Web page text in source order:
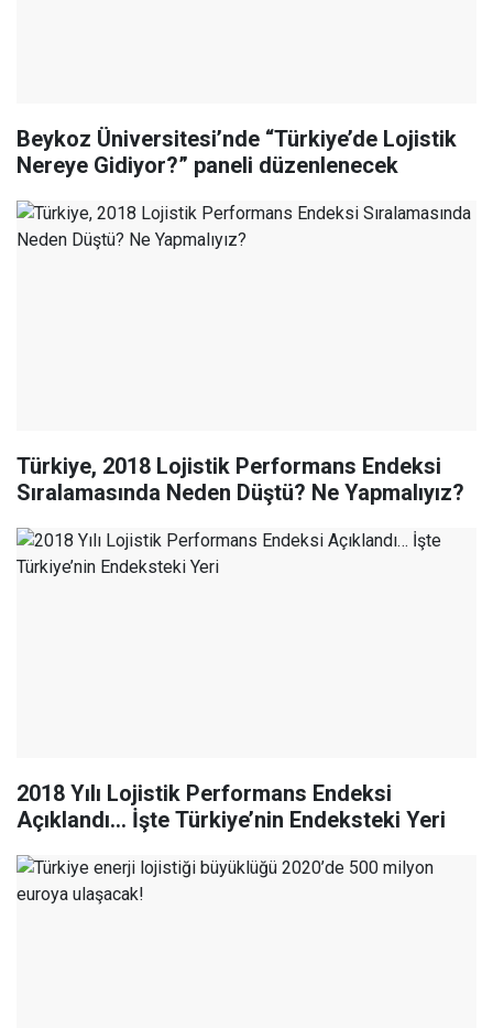
Beykoz Üniversitesi’nde “Türkiye’de Lojistik
Nereye Gidiyor?” paneli düzenlenecek
Türkiye, 2018 Lojistik Performans Endeksi
Sıralamasında Neden Düştü? Ne Yapmalıyız?
2018 Yılı Lojistik Performans Endeksi
Açıklandı… İşte Türkiye’nin Endeksteki Yeri